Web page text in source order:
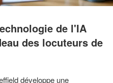
de l'IA
des locuteurs de
développe une